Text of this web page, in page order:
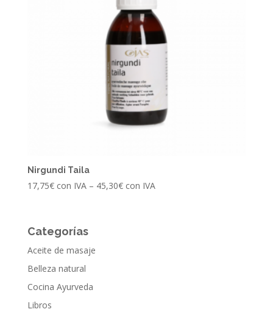
Nirgundi Taila
17,75€ con IVA– 45,30€ con IVA
Categorías
Aceite de masaje
Belleza natural
Cocina Ayurveda
Libros